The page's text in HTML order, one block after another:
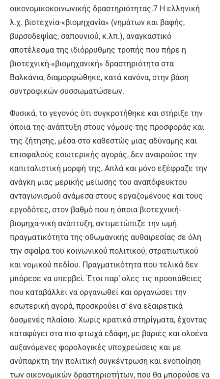
οικονομικοκοινωνικής δραστηριότητας.7 Η ελληνική
λ.χ. βιοτεχνία-«βιομηχανία» (νημάτων και βαφής,
βυρσοδεψίας, σαπουνιού, κ.λπ.), αναγκαστικό
αποτέλεσμα της ιδιόρρυθμης τροπής που πήρε η
βιοτεχνική-«βιομηχανική» δραστηριότητα στα
Βαλκάνια, διαμορφώθηκε, κατά κανόνα, στην βάση
συντροφικών συσσωματώσεων.
Φυσικά, το γεγονός ότι συγκροτήθηκε και στήριξε την
όποια της ανάπτυξη στους νόμους της προσφοράς και
της ζήτησης, μέσα στο καθεστώς μιας αδύναμης και
επισφαλούς εσωτερικής αγοράς, δεν αναιρούσε την
καπιταλιστική μορφή της. Απλά και μόνο εξέφραζε την
ανάγκη μιας μερικής μείωσης του αναπόφευκτου
ανταγωνισμού ανάμεσα στους εργαζομένους και τους
εργοδότες, στον βαθμό που η όποια βιοτεχνική-
βιομηχα-νική ανάπτυξη, αντιμετώπιζε την ωμή
πραγματικότητα της οθωμανικής αυθαιρεσίας σε όλη
την σφαίρα του κοινωνικού πολιτικού, στρατιωτικού
και νομικού πεδίου. Πραγματικότητα που τελικά δεν
μπόρεσε να υπερβεί. Έτσι παρ’ όλες τις προσπάθειες
που καταβάλλει να οργανωθεί και οργανώσει την
εσωτερική αγορά, προσκρούει σ’ ένα εξαιρετικά
δυσμενές πλαίσιο. Χωρίς κρατικά στηρίγματα, έχοντας
καταφύγει στα πιο φτωχά εδάφη, με βαριές και ολοένα
αυξανόμενες φορολογικές υποχρεώσεις και με
ανύπαρκτη την πολιτική συγκέντρωση και ενοποίηση
των οικονομικών δραστηριοτήτων, που θα μπορούσε να